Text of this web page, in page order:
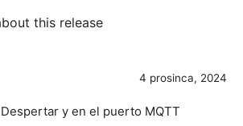
this release
4 prosinca, 2024
y en el puerto MQTT